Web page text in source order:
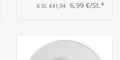
6 St. €41,94 6,99 €/St.*